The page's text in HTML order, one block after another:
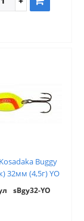
Buggy
32мм (4,5г) YO
sBgy32-YO